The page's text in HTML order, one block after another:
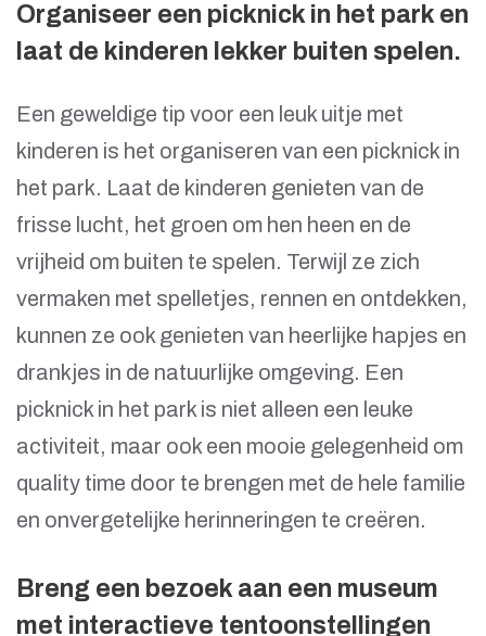
Organiseer een picknick in het park en
laat de kinderen lekker buiten spelen.
Een geweldige tip voor een leuk uitje met
kinderen is het organiseren van een picknick in
het park. Laat de kinderen genieten van de
frisse lucht, het groen om hen heen en de
vrijheid om buiten te spelen. Terwijl ze zich
vermaken met spelletjes, rennen en ontdekken,
kunnen ze ook genieten van heerlijke hapjes en
drankjes in de natuurlijke omgeving. Een
picknick in het park is niet alleen een leuke
activiteit, maar ook een mooie gelegenheid om
quality time door te brengen met de hele familie
en onvergetelijke herinneringen te creëren.
Breng een bezoek aan een museum
met interactieve tentoonstellingen